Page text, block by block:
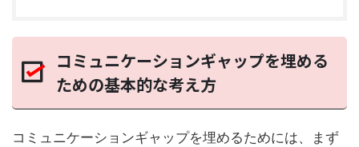
コミュニケーションギャップを埋める
ための基本的な考え方
コミュニケーションギャップを埋めるためには、まず